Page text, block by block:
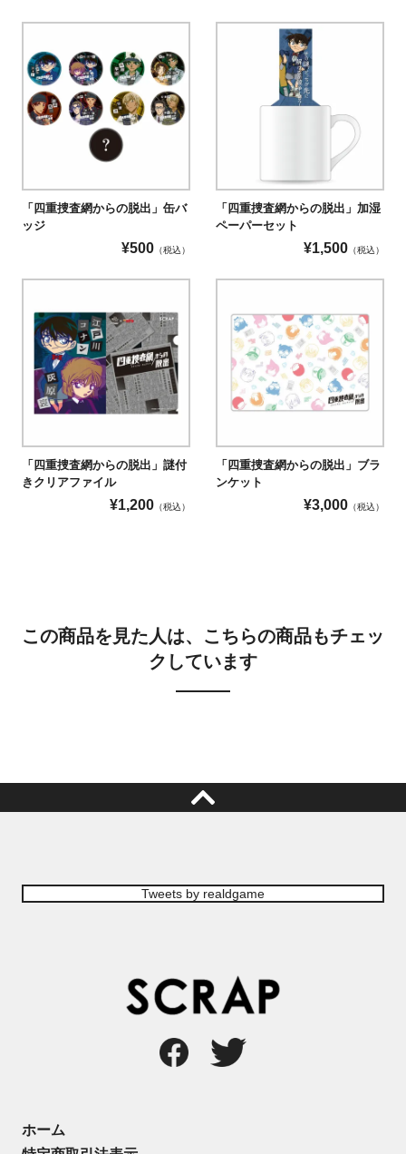
コチラ
「四重捜査網からの脱出」缶バ
ッジ
¥500 （税込）
「四重捜査網からの脱出」加湿
ペーパーセット
¥1,500 （税込）
「四重捜査網からの脱出」謎付
きクリアファイル
¥1,200 （税込）
「四重捜査網からの脱出」ブラ
ンケット
¥3,000 （税込）
この商品を見た人は、こちらの商品もチェッ
クしています
Tweets by realdgame
ホーム